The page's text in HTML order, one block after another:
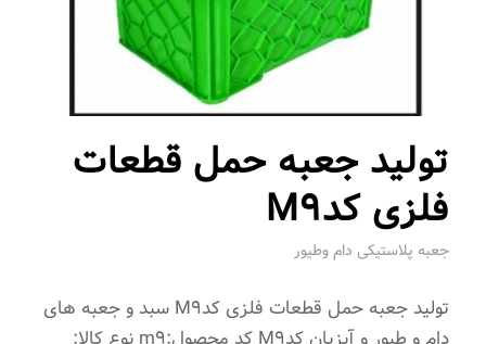
تولید جعبه حمل قطعات
فلزی کدM9
جعبه پلاستیکی دام وطیور
تولید جعبه حمل قطعات فلزی کدM9 سبد و جعبه های